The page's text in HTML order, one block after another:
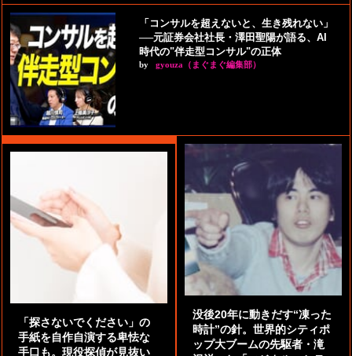
「コンサルを超えないと、生き残れない」
──元証券会社社長・澤田聖陽が語る、AI
時代の"伴走型コンサル"の正体
by gyouza（まぐまぐ編集部）
「探さないでください」の
手紙を自作自演する卑怯な
手口も。現役探偵が見抜い
没後20年に動きだす“凍った
時計”の針。世界的シティポ
ップ大ブームの先駆者・滝